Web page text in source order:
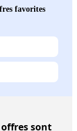
favorites
sont